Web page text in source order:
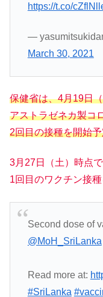
https://t.co/
—
March 30, 2021
保健省は、4月19日（
アストラゼネカ製コ
2回目の接種を開始
3月27日（土）時点
1回目のワクチン接種
Second dose of
@MoH_SriLanka
Read more at:
#SriLanka